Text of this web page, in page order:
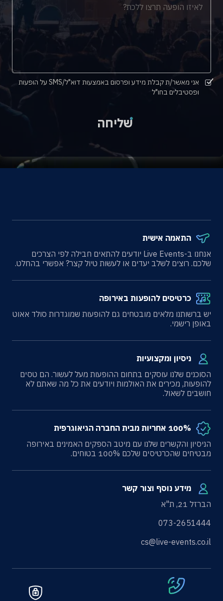
אני מאשר/ת קבלת מידע ופרסום באמצעות דוא"ל/SMS על הופעות
ופסטיבלים בחו"ל
שליחה
התאמה אישית
אנחנו ב-Live Events יודעים להתאים חבילה לפי הצרכים
שלכם. רוצים לשלב יעדים או לעשות טיול קצר? אפשרי בהחלט.
כרטיסים להופעות באירופה
יש ברשותנו מלאים מובטחים גם להופעות שמוגדרות סולד אאוט
באופן רישמי.
ניסיון ומקצועיות
הסוכנים שלנו עוסקים בתחום ההופעות מעל לעשור. הם טסים
להופעות, מכירים את האולמות ויודעים את כל מה שאתם לא
חושבים לשאול.
100% אחריות מבית החברה הגיאוגרפית
הניסיון והקשרים שלנו עם מיטב הספקים האמינים באירופה
מבטיחים שהכרטיסים שלכם 100% בטוחים.
מידע נוסף וצור קשר
הברזל 21, ת"א
073-2651444
cs@live-events.co.il